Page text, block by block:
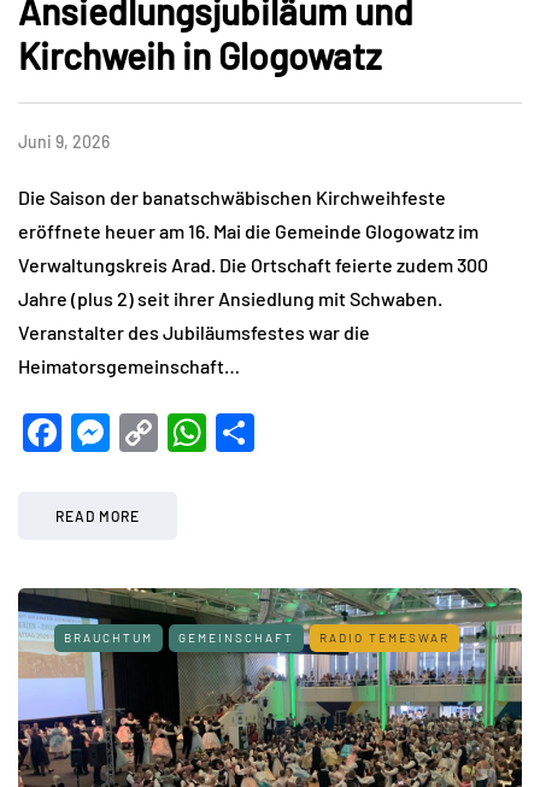
Ansiedlungsjubiläum und
Kirchweih in Glogowatz
Juni 9, 2026
Die Saison der banatschwäbischen Kirchweihfeste
eröffnete heuer am 16. Mai die Gemeinde Glogowatz im
Verwaltungskreis Arad. Die Ortschaft feierte zudem 300
Jahre (plus 2) seit ihrer Ansiedlung mit Schwaben.
Veranstalter des Jubiläumsfestes war die
Heimatorsgemeinschaft…
Facebook
Messenger
CopyWhatsApp
READ MORE
BRAUCHTUM GEMEINSCHAFT RADIO TEMESWAR